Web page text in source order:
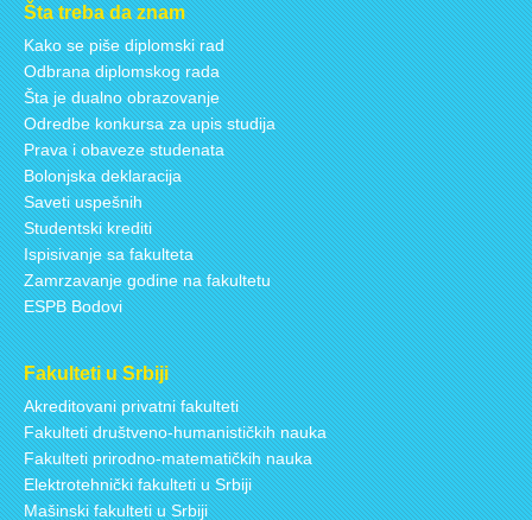
Šta treba da znam
Kako se piše diplomski rad
Odbrana diplomskog rada
Šta je dualno obrazovanje
Odredbe konkursa za upis studija
Prava i obaveze studenata
Bolonjska deklaracija
Saveti uspešnih
Studentski krediti
Ispisivanje sa fakulteta
Zamrzavanje godine na fakultetu
ESPB Bodovi
Fakulteti u Srbiji
Akreditovani privatni fakulteti
Fakulteti društveno-humanističkih nauka
Fakulteti prirodno-matematičkih nauka
Elektrotehnički fakulteti u Srbiji
Mašinski fakulteti u Srbiji